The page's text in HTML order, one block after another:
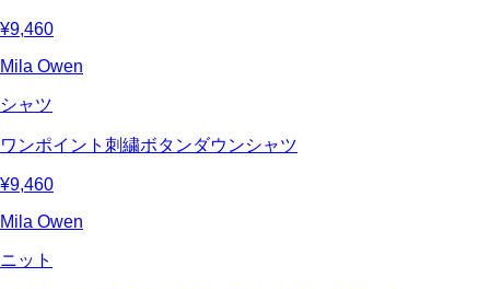
¥9,460
Mila Owen
シャツ
ワンポイント刺繍ボタンダウンシャツ
¥9,460
Mila Owen
ニット